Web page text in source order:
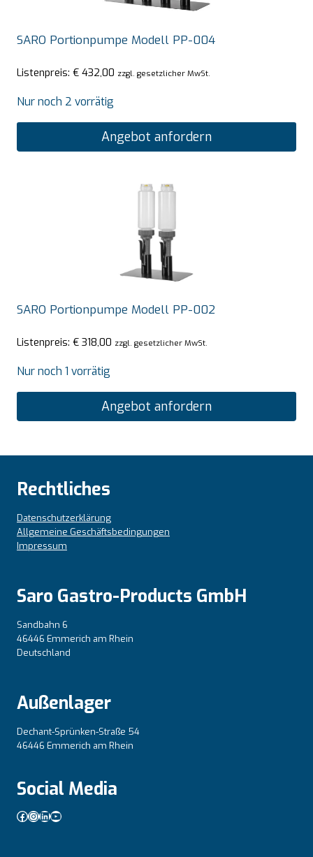
SARO Portionpumpe Modell PP-004
Listenpreis: € 432,00 zzgl. gesetzlicher MwSt.
Nur noch 2 vorrätig
Angebot anfordern
SARO Portionpumpe Modell PP-002
Listenpreis: € 318,00 zzgl. gesetzlicher MwSt.
Nur noch 1 vorrätig
Angebot anfordern
Rechtliches
Datenschutzerklärung
Allgemeine Geschäftsbedingungen
Impressum
Saro Gastro-Products GmbH
Sandbahn 6
46446 Emmerich am Rhein
Deutschland
Außenlager
Dechant-Sprünken-Straße 54
46446 Emmerich am Rhein
Social Media
Facebook
Instagram
LinkedIn
YouTube